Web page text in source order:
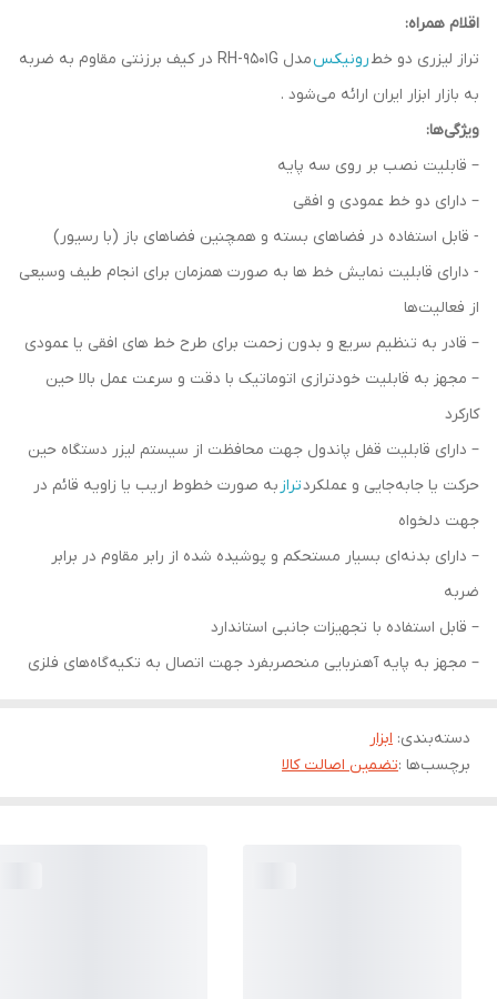
اقلام همراه:
تراز لیزری دو خطرونیکس
مدل RH-9501G در کیف برزنتی مقاوم به ضربه
به بازار ابزار ایران ارائه می‌شود .
ویژگی‌ها:
– قابلیت نصب بر روی سه پایه
– دارای دو خط عمودی و افقی
‐ قابل استفاده در فضاهای بسته و همچنین فضاهای باز (با رسیور)
‐ دارای قابلیت نمایش خط ها به صورت همزمان برای انجام طیف وسیعی
از فعالیت‌ها
– قادر به تنظیم سریع و بدون زحمت برای طرح خط های افقی یا عمودی
– مجهز به قابلیت خودترازی اتوماتیک با دقت و سرعت عمل بالا حین
کارکرد
– دارای قابلیت قفل پاندول جهت محافظت از سیستم لیزر دستگاه حین
حرکت یا جابه‌جایی و عملکردتراز به صورت خطوط اریب یا زاویه قائم در
جهت دلخواه
– دارای بدنه‌ای بسیار مستحکم و پوشیده شده از رابر مقاوم در برابر
ضربه
– قابل استفاده با تجهیزات جانبی استاندارد
– مجهز به پایه آهنربایی منحصربفرد جهت اتصال به تکیه‌گاه‌های فلزی
دسته‌بندی: ابزار
برچسب‌ها :تضمین اصالت کالا